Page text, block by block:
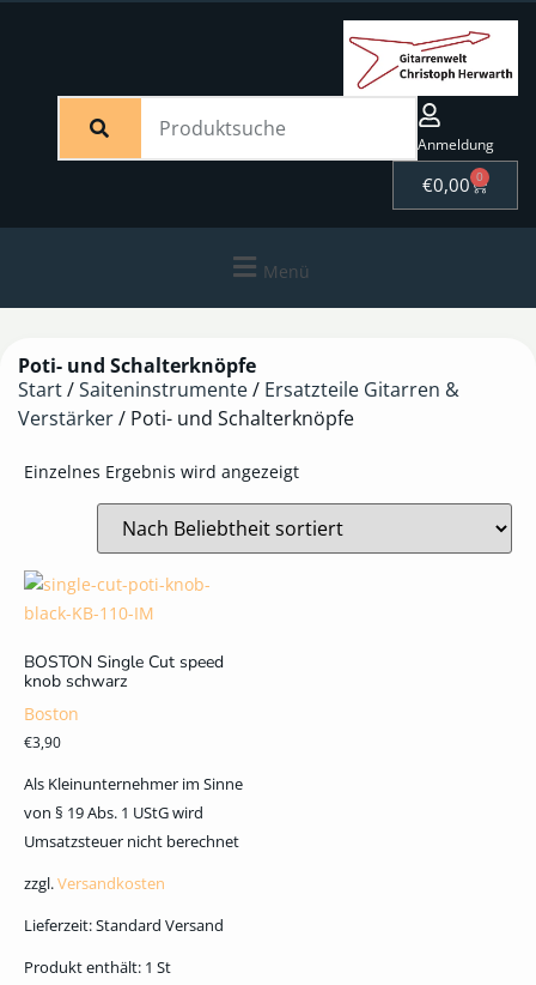
Anmeldung
€0,00 0
Menü
Poti- und Schalterknöpfe
Start/Saiteninstrumente/ Ersatzteile Gitarren &
Verstärker/ Poti- und Schalterknöpfe
Einzelnes Ergebnis wird angezeigt
BOSTON Single Cut speed
knob schwarz
Boston
€3,90
Als Kleinunternehmer im Sinne
von § 19 Abs. 1 UStG wird
Umsatzsteuer nicht berechnet
zzgl.Versandkosten
Lieferzeit:Standard Versand
Produkt enthält: 1 St